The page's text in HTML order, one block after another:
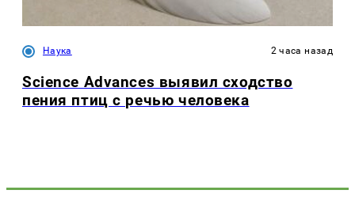
Наука 2 часа назад
Science Advances выявил сходство
пения птиц с речью человека